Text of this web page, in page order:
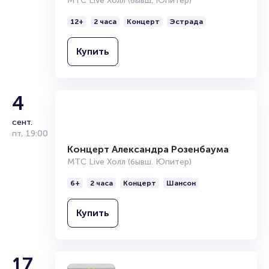
12+ 2 часа Концерт Эстрада
Купить
4
сент.
пт, 19:00
Концерт Александра Розенбаума
6+ 2 часа